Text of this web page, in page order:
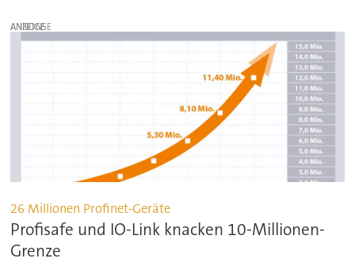
ANZEIGE
26 Millionen Profinet-Geräte
Profisafe und IO-Link knacken 10-Millionen-
Grenze